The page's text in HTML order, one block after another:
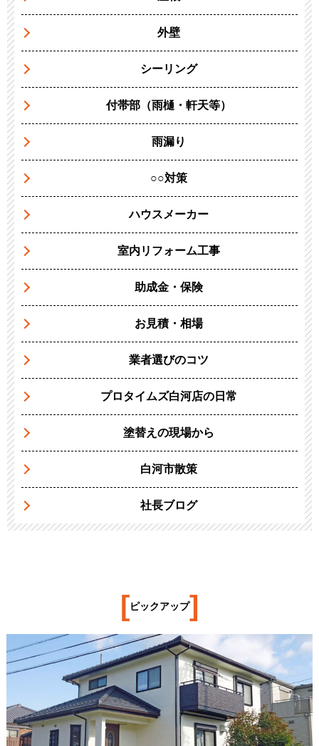
外壁
シーリング
付帯部（雨樋・軒天等）
雨漏り
○○対策
ハウスメーカー
室内リフォーム工事
助成金・保険
お見積・相場
業者選びのコツ
プロタイムズ白河店の日常
塗替えの現場から
白河市散策
社長ブログ
[ピックアップ]